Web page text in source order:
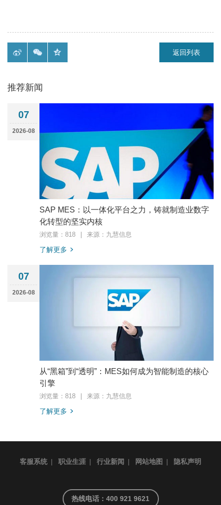
返回列表
推荐新闻
07
2026-08
SAP MES：以一体化平台之力，铸就制造业数字
化转型的坚实内核
浏览量：818 来源：九慧信息
了解更多
07
2026-08
从“黑箱”到“透明”：MES如何成为智能制造的核心
引擎
浏览量：818 来源：九慧信息
了解更多
客服系统 | 职业生涯 | 行业新闻 | 网站地图 | 隐私声明
热线电话：400 921 9621